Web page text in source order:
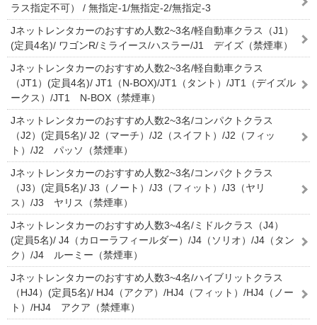
ラス指定不可） / 無指定-1/無指定-2/無指定-3
Jネットレンタカーのおすすめ人数2~3名/軽自動車クラス（J1）
(定員4名)/ ワゴンR/ミライース/ハスラー/J1 デイズ（禁煙車）
Jネットレンタカーのおすすめ人数2~3名/軽自動車クラス
（JT1）(定員4名)/ JT1（N-BOX)/JT1（タント）/JT1（デイズル
ークス）/JT1 N-BOX（禁煙車）
Jネットレンタカーのおすすめ人数2~3名/コンパクトクラス
（J2）(定員5名)/ J2（マーチ）/J2（スイフト）/J2（フィッ
ト）/J2 パッソ（禁煙車）
Jネットレンタカーのおすすめ人数2~3名/コンパクトクラス
（J3）(定員5名)/ J3（ノート）/J3（フィット）/J3（ヤリ
ス）/J3 ヤリス（禁煙車）
Jネットレンタカーのおすすめ人数3~4名/ミドルクラス（J4）
(定員5名)/ J4（カローラフィールダー）/J4（ソリオ）/J4（タン
ク）/J4 ルーミー（禁煙車）
Jネットレンタカーのおすすめ人数3~4名/ハイブリットクラス
（HJ4）(定員5名)/ HJ4（アクア）/HJ4（フィット）/HJ4（ノー
ト）/HJ4 アクア（禁煙車）